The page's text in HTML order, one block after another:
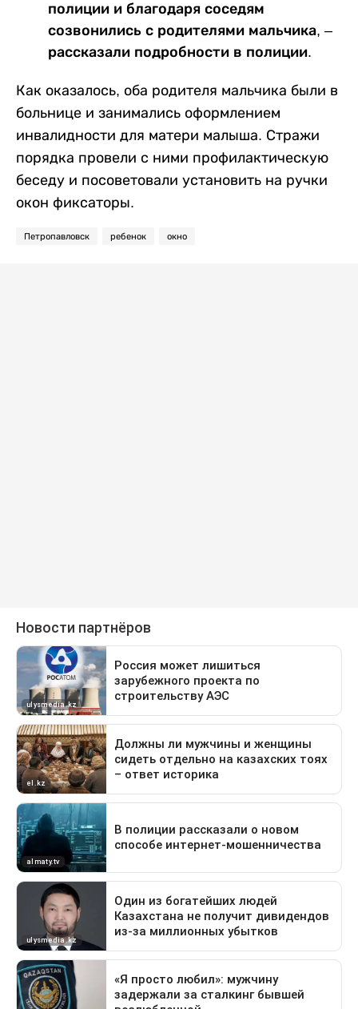
полиции и благодаря соседям
созвонились с родителями мальчика, –
рассказали подробности в полиции.
Как оказалось, оба родителя мальчика были в
больнице и занимались оформлением
инвалидности для матери малыша. Стражи
порядка провели с ними профилактическую
беседу и посоветовали установить на ручки
окон фиксаторы.
Петропавловск ребенок окно